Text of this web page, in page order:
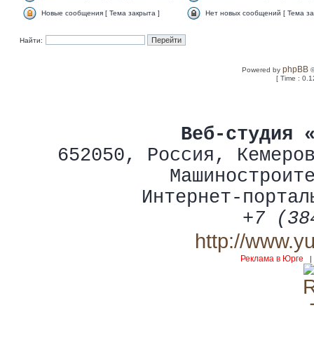
Новые сообщения [ Тема закрыта ] Нет новых сообщений [ Тема
Найти:
Powered byphpBB
[ Time :
Веб-студия
652050, Россия ,
Интернет-
+7
http://
Реклама в Юрге